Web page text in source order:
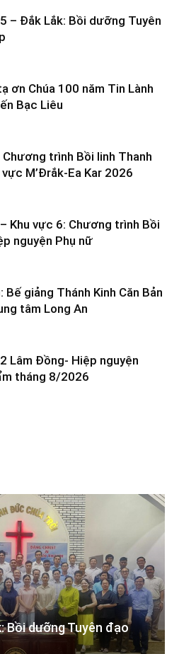
– Đắk Lắk: Bồi dưỡng Tuyên
ơn Chúa 100 năm Tin Lành
Bạc Liêu
trình Bồi linh Thanh
vực M’Đrắk-Ea Kar 2026
Khu vực 6: Chương trình Bồi
nguyện Phụ nữ
Bế giảng Thánh Kinh Căn Bản
tâm Long An
Lâm Đồng- Hiệp nguyện
tháng 8/2026
Bồi dưỡng Tuyên đạo